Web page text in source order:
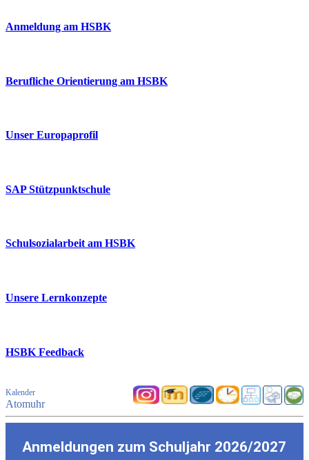
Anmeldung am HSBK
Berufliche Orientierung am HSBK
Unser Europaprofil
SAP Stützpunktschule
Schulsozialarbeit am HSBK
Unsere Lernkonzepte
HSBK Feedback
Kalender
Atomuhr
Anmeldungen zum Schuljahr 2026/2027